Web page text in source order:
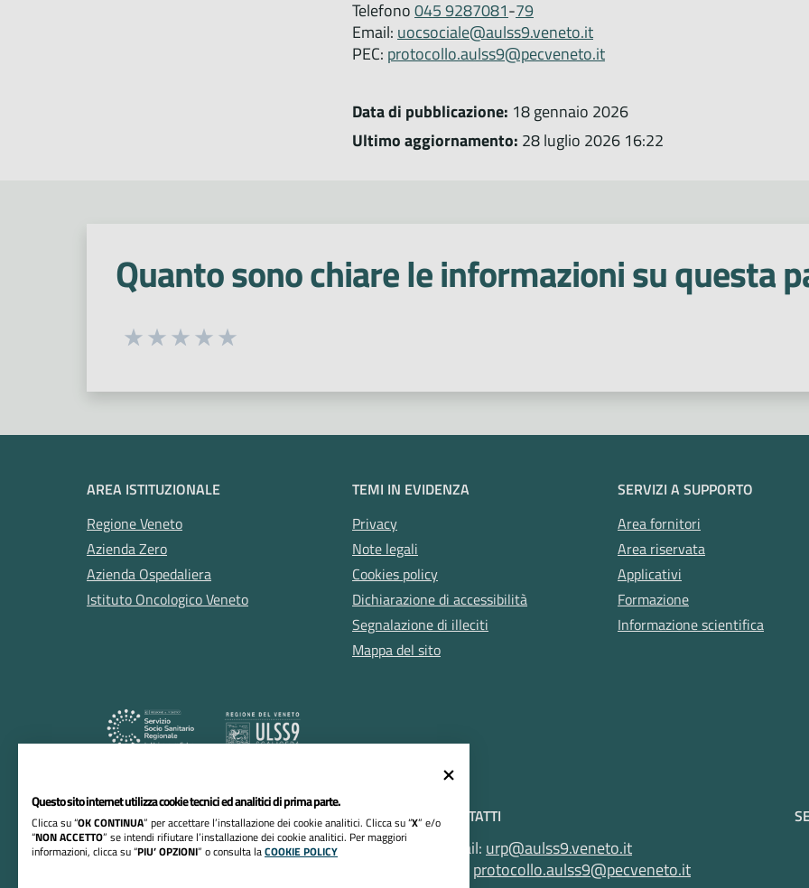
Telefono045 9287081-79
Email: uocsociale@aulss9.veneto.it
PEC: protocollo.aulss9@pecveneto.it
Data di pubblicazione: 18 gennaio 2026
Ultimo aggiornamento: 28 luglio 2026 16:22
Quanto sono chiare le informazioni su questa
Seleziona una valutazione da 1 a 5 stelle
AREA ISTITUZIONALE
Regione Veneto
Azienda Zero
Azienda Ospedaliera
Istituto Oncologico Veneto
TEMI IN EVIDENZA
Privacy
Note legali
Cookies policy
Dichiarazione di accessibilità
Segnalazione di illeciti
Mappa del sito
SERVIZI A SUPPORTO
Area fornitori
Area riservata
Applicativi
Formazione
Informazione scientifica
RIFERIMENTI
Azienda ULSS n. 9 Scaligera
CONTATTI
Email: urp@aulss9.veneto.it
protocollo.aulss9@pecveneto.it
Questo sito internet utilizza cookie tecnici ed analitici di prima parte.
Clicca su “OK CONTINUA” per accettare l’installazione dei cookie analitici. Clicca su “X” e/o
“NON ACCETTO” se intendi rifiutare l’installazione dei cookie analitici. Per maggiori
informazioni, clicca su “PIU’ OPZIONI” o consulta laCOOKIE POLICY